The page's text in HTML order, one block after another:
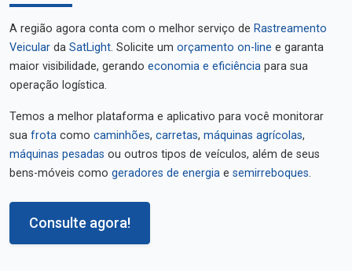
A região agora conta com o melhor serviço de Rastreamento
Veicular da SatLight. Solicite um orçamento on-line e garanta
maior visibilidade, gerando economia e eficiência para sua
operação logística.
Temos a melhor plataforma e aplicativo para você monitorar
sua frota como caminhões, carretas, máquinas agrícolas,
máquinas pesadas ou outros tipos de veículos, além de seus
bens-móveis como geradores de energia e semirreboques.
Consulte agora!